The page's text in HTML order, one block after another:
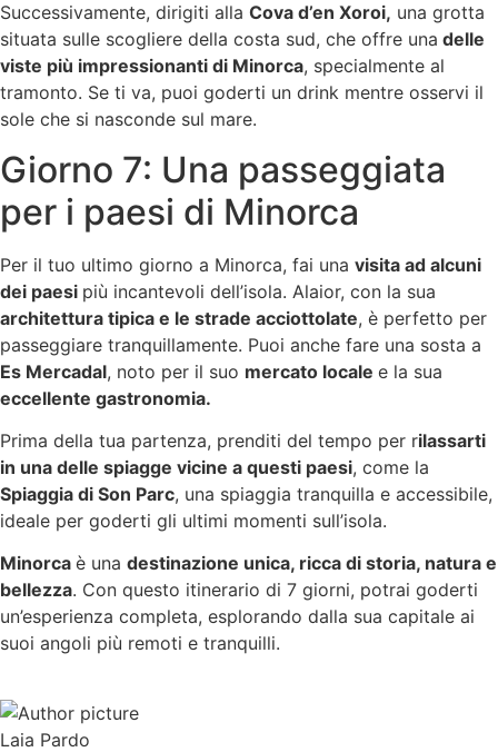
Successivamente, dirigiti alla Cova d’en Xoroi, una grotta
situata sulle scogliere della costa sud, che offre una delle
viste più impressionanti di Minorca, specialmente al
tramonto. Se ti va, puoi goderti un drink mentre osservi il
sole che si nasconde sul mare.
Giorno 7: Una passeggiata
per i paesi di Minorca
Per il tuo ultimo giorno a Minorca, fai una visita ad alcuni
dei paesi più incantevoli dell’isola. Alaior, con la sua
architettura tipica e le strade acciottolate, è perfetto per
passeggiare tranquillamente. Puoi anche fare una sosta a
Es Mercadal, noto per il suo mercato locale e la sua
eccellente gastronomia.
Prima della tua partenza, prenditi del tempo per rilassarti
in una delle spiagge vicine a questi paesi, come la
Spiaggia di Son Parc, una spiaggia tranquilla e accessibile,
ideale per goderti gli ultimi momenti sull’isola.
Minorca è una destinazione unica, ricca di storia, natura e
bellezza. Con questo itinerario di 7 giorni, potrai goderti
un’esperienza completa, esplorando dalla sua capitale ai
suoi angoli più remoti e tranquilli.
Laia Pardo